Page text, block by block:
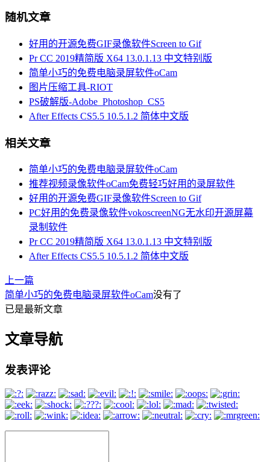
随机文章
好用的开源免费GIF录像软件Screen to Gif
Pr CC 2019精简版 X64 13.0.1.13 中文特别版
简单小巧的免费电脑录屏软件oCam
图片压缩工具-RIOT
PS破解版-Adobe_Photoshop_CS5
After Effects CS5.5 10.5.1.2 简体中文版
相关文章
简单小巧的免费电脑录屏软件oCam
推荐视频录像软件oCam免费轻巧好用的录屏软件
好用的开源免费GIF录像软件Screen to Gif
PC好用的免费录像软件vokoscreenNG无水印开源屏幕
录制软件
Pr CC 2019精简版 X64 13.0.1.13 中文特别版
After Effects CS5.5 10.5.1.2 简体中文版
上一篇
简单小巧的免费电脑录屏软件oCam没有了
已是最新文章
文章导航
发表评论